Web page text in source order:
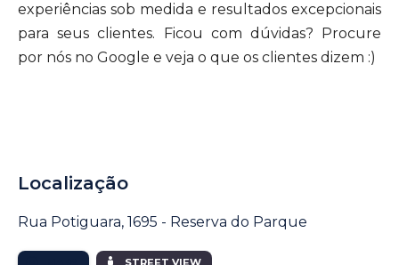
experiências sob medida e resultados excepcionais
para seus clientes. Ficou com dúvidas? Procure
por nós no Google e veja o que os clientes dizem :)
Localização
Rua Potiguara, 1695 - Reserva do Parque
STREET VIEW